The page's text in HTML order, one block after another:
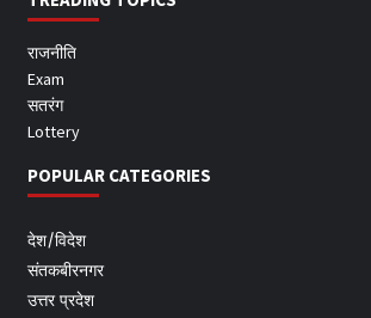
राजनीति
Exam
सतरंग
Lottery
POPULAR CATEGORIES
देश/विदेश
संतकबीरनगर
उत्तर प्रदेश